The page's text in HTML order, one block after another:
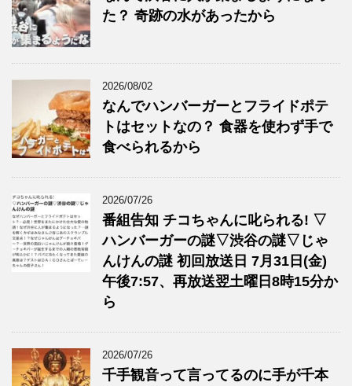
た？ 奇跡の水があったから
2026/08/02
なんでハンバーガーとフライドポテ
トはセットなの？ 食器を使わず手で
食べられるから
2026/07/26
番組告知 チコちゃんに叱られる! ▽
ハンバーガーの謎▽渋谷の謎▽じゃ
んけんの謎 初回放送日 7月31日(金)
午後7:57、再放送翌土曜日8時15分か
ら
2026/07/26
千手観音って言ってるのに手が千本